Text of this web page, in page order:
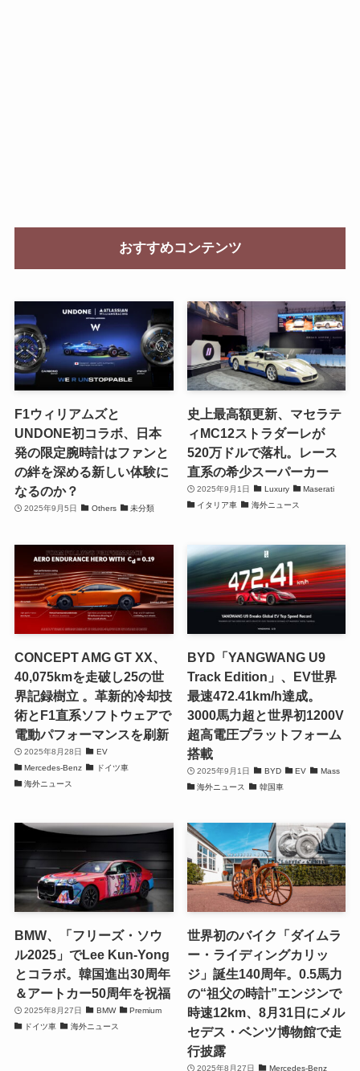
おすすめコンテンツ
F1ウィリアムズと
UNDONE初コラボ、日本
発の限定腕時計はファンと
の絆を深める新しい体験に
なるのか？
2025年9月5日 Others 未分類
史上最高額更新、マセラテ
ィMC12ストラダーレが
520万ドルで落札。レース
直系の希少スーパーカー
2025年9月1日 Luxury
Maserati
イタリア車
海外ニュース
CONCEPT AMG GT XX、
40,075kmを走破し25の世
界記録樹立 。革新的冷却技
術とF1直系ソフトウェアで
電動パフォーマンスを刷新
2025年8月28日
EV
Mercedes-Benz
ドイツ車
海外ニュース
BYD「YANGWANG U9
Track Edition」、EV世界
最速472.41km/h達成。
3000馬力超と世界初1200V
超高電圧プラットフォーム
搭載
2025年9月1日 BYD EV
Mass
海外ニュース
韓国車
BMW、「フリーズ・ソウ
ル2025」でLee Kun-Yong
とコラボ。韓国進出30周年
＆アートカー50周年を祝福
2025年8月27日 BMW
Premium
ドイツ車
海外ニュース
世界初のバイク「ダイムラ
ー・ライディングカリッ
ジ」誕生140周年。0.5馬力
の“祖父の時計”エンジンで
時速12km、8月31日にメル
セデス・ベンツ博物館で走
行披露
2025年8月27日 Mercedes-Benz